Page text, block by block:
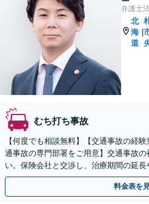
弁護士
北
海
道
むち打ち事故
【何度でも相談無料】【交通事故の経
通事故の専門部署をご用意】交通事故
い。保険会社と交渉し、治療期間の延長
す。後遺障害の等級認定の手続きなど
料金表を